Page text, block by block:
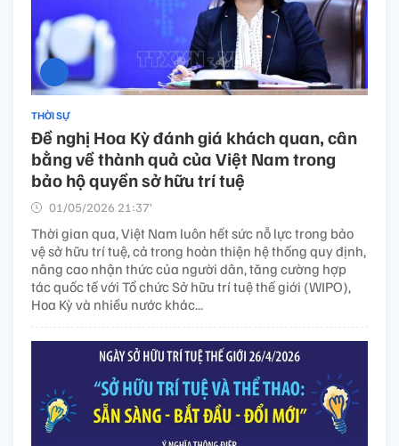
THỜI SỰ
Đề nghị Hoa Kỳ đánh giá khách quan, cân
bằng về thành quả của Việt Nam trong
bảo hộ quyền sở hữu trí tuệ
01/05/2026 21:37’
Thời gian qua, Việt Nam luôn hết sức nỗ lực trong bảo
vệ sở hữu trí tuệ, cả trong hoàn thiện hệ thống quy định,
nâng cao nhận thức của người dân, tăng cường hợp
tác quốc tế với Tổ chức Sở hữu trí tuệ thế giới (WIPO),
Hoa Kỳ và nhiều nước khác...